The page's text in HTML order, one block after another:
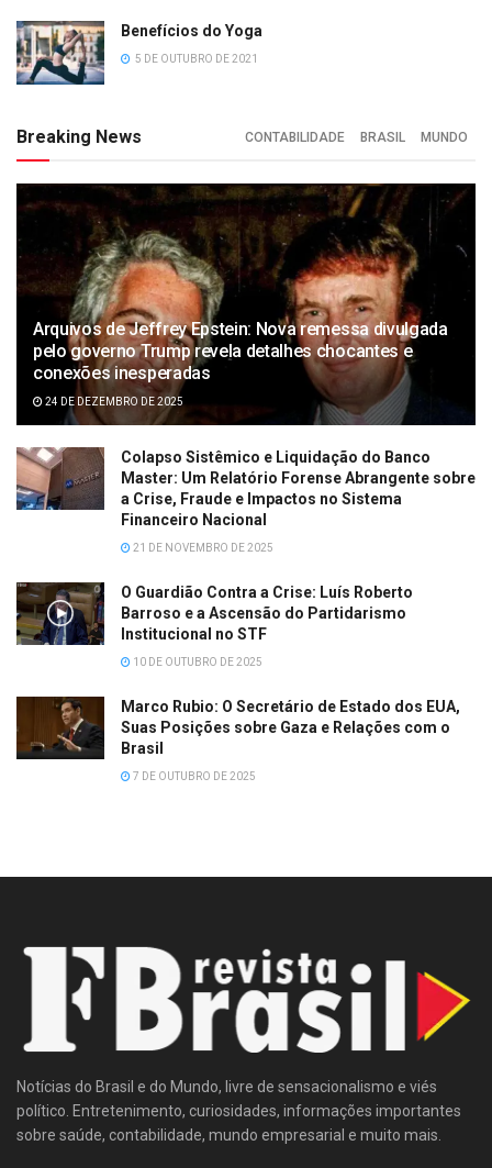
Benefícios do Yoga
5 DE OUTUBRO DE 2021
Breaking News CONTABILIDADE BRASIL MUNDO
Arquivos de Jeffrey Epstein: Nova remessa divulgada
pelo governo Trump revela detalhes chocantes e
conexões inesperadas
24 DE DEZEMBRO DE 2025
Colapso Sistêmico e Liquidação do Banco
Master: Um Relatório Forense Abrangente sobre
a Crise, Fraude e Impactos no Sistema
Financeiro Nacional
21 DE NOVEMBRO DE 2025
O Guardião Contra a Crise: Luís Roberto
Barroso e a Ascensão do Partidarismo
Institucional no STF
10 DE OUTUBRO DE 2025
Marco Rubio: O Secretário de Estado dos EUA,
Suas Posições sobre Gaza e Relações com o
Brasil
7 DE OUTUBRO DE 2025
Notícias do Brasil e do Mundo, livre de sensacionalismo e viés
político. Entretenimento, curiosidades, informações importantes
sobre saúde, contabilidade, mundo empresarial e muito mais.